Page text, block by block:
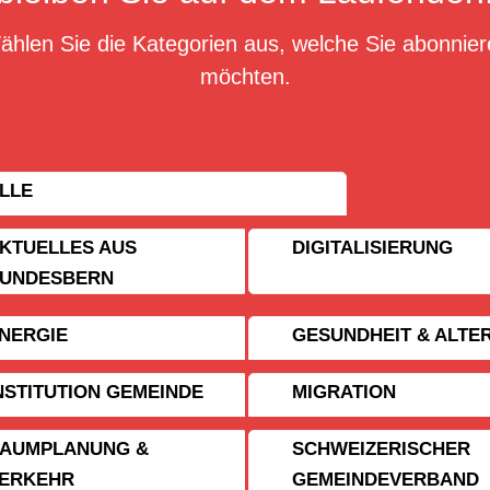
Sie die Kategorien aus, welche Sie
möchten.
AUS
DIGITALISIERUNG
GESUNDHEIT &
GEMEINDE MIGRATION
&
SCHWEIZERISCHER
GEMEINDE­VERBAND